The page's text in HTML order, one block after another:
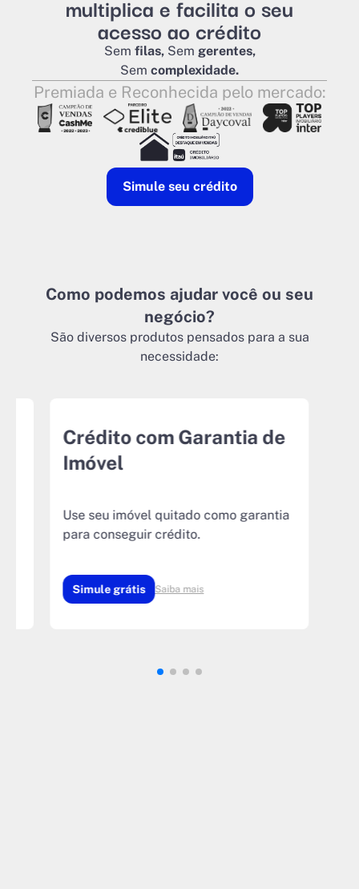
multiplica e facilita o seu
acesso ao crédito
Sem filas, Sem gerentes,
Sem complexidade.
Premiada e Reconhecida pelo mercado:
Simule seu crédito
Como podemos ajudar você ou seu
negócio?
São diversos produtos pensados para a sua
necessidade:
Crédito com Garantia de
Imóvel
Use seu imóvel quitado como garantia
para conseguir crédito.
Simule grátis Saiba mais